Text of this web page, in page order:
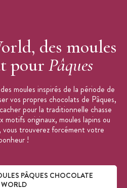
des moules
pour Pâques
moules inspirés de la période de
vos propres chocolats de Pâques,
pour la traditionnelle chasse
originaux, moules lapins ou
vous trouverez forcément votre
!
PÂQUES CHOCOLATE
WORLD